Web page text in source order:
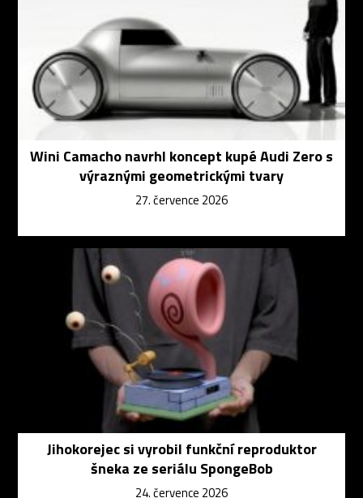
Wini Camacho navrhl koncept kupé Audi Zero s
výraznými geometrickými tvary
27. července 2026
Jihokorejec si vyrobil funkční reproduktor
šneka ze seriálu SpongeBob
24. července 2026